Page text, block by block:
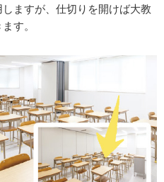
ますが、仕切りを開けば大教
す。